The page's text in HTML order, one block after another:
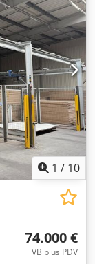
ploča
II/500/B/R3
1 / 10
74.000 €
VB plus PDV